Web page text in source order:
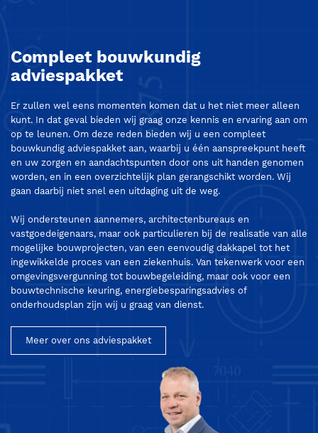
Compleet bouwkundig
adviespakket
Er zullen wel eens momenten komen dat u het niet meer alleen
kunt. In dat geval bieden wij graag onze kennis en ervaring aan om
op te leunen. Om deze reden bieden wij u een compleet
bouwkundig adviespakket aan, waarbij u één aanspreekpunt heeft
en uw zorgen en aandachtspunten door ons uit handen genomen
worden, en in een overzichtelijk plan gerangschikt worden. Wij
gaan daarbij niet snel een uitdaging uit de weg.
Wij ondersteunen aannemers, architectenbureaus en
vastgoedeigenaars, maar ook particulieren bij de realisatie van alle
mogelijke bouwprojecten, van een eenvoudig dakkapel tot het
ingewikkelde proces van een ziekenhuis. Van tekenwerk voor een
omgevingsvergunning tot bouwbegeleiding, maar ook voor een
bouwtechnische keuring, energiebesparingsadvies of
onderhoudsplan zijn wij u graag van dienst.
Meer over ons adviespakket